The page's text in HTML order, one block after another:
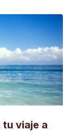
viaje a